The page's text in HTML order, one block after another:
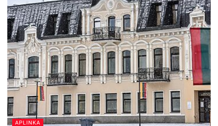
Projektas prisidės prie ikimokyklinio ugdymo
kokybės stiprinimo Panevėžyje. Jo metu taip pat
bus kuriami ir testuojami praktiniai ugdymo
metodai bei stiprinamas tarptautinis
bendradarbiavimas su Šiaurės ir Baltijos šalių
partneriais.
Šaltinis: Panevėžio miesto savivaldybė
APLINKA